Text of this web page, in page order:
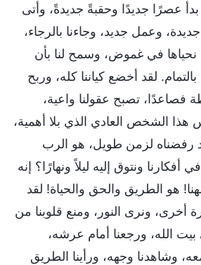
عصرًا جديدًا وحقبةً جديدةً، وأتى
وعمل جديد، وجاءنا بالرجاء،
نحياها في غموض، وسمح لنا بأن
لقد أخضع كياننا كله، وربح
فصاعدًا، تصبح عقولنا واعية،
هذا الشخص العادي الذي بلا أهمية،
رفضناه لزمن طويل، هو الرب
ونتوق إليه ليلاً ونهارًا؟ إنه
هو الطريق والحق والحياة! لقد
أخرى، ونرى النور، ومنع قلوبنا من
بيت الله، ورجعنا أمام عرشه،
وشاهدنا وجهه، ورأينا الطريق